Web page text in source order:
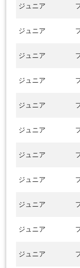
ジュニア
ジュニア
ジュニア
ジュニア
ジュニア
ジュニア
ジュニア
ジュニア
ジュニア
ジュニア
ジュニア